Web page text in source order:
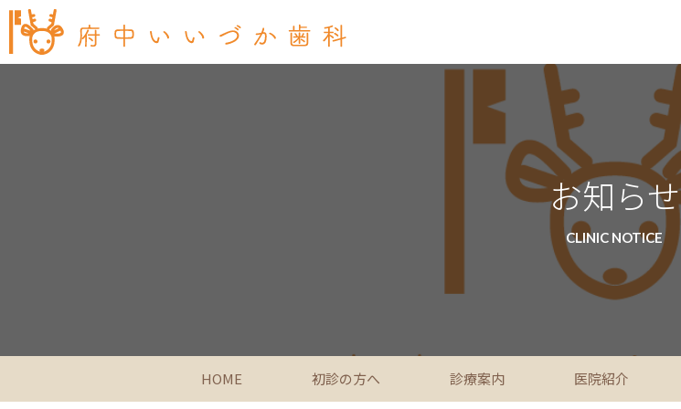
お知らせ
CLINIC NOTICE
HOME 初診の方へ
診療案内
医院紹介